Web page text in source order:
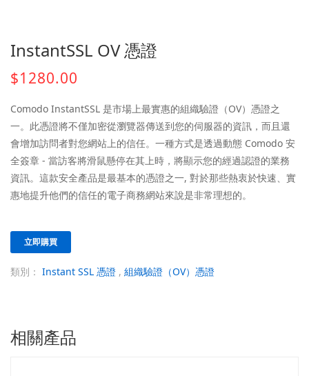
InstantSSL OV 憑證
$1280.00
Comodo InstantSSL 是市場上最實惠的組織驗證（OV）憑證之
一。此憑證將不僅加密從瀏覽器傳送到您的伺服器的資訊，而且還
會增加訪問者對您網站上的信任。一種方式是透過動態 Comodo 安
全簽章 - 當訪客將滑鼠懸停在其上時，將顯示您的經過認證的業務
資訊。這款安全產品是最基本的憑證之一, 對於那些熱衷於快速、實
惠地提升他們的信任的電子商務網站來說是非常理想的。
立即購買
類別： Instant SSL 憑證 , 組織驗證（OV）憑證
相關產品